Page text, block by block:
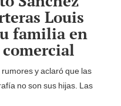
Louis
familia en
rumores y aclaró que las
no son sus hijas. Las